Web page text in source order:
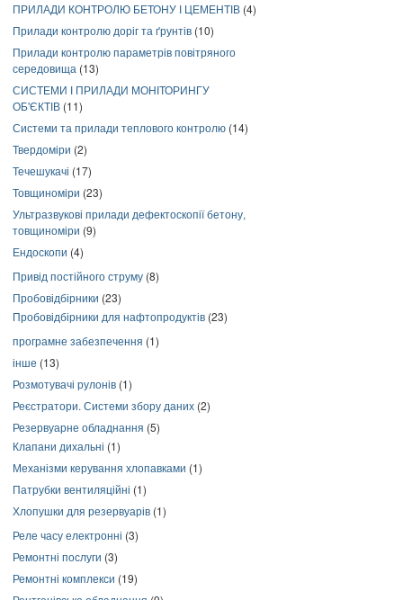
ПРИЛАДИ КОНТРОЛЮ БЕТОНУ І ЦЕМЕНТІВ (4)
Прилади контролю доріг та ґрунтів (10)
Прилади контролю параметрів повітряного
середовища (13)
СИСТЕМИ І ПРИЛАДИ МОНІТОРИНГУ
ОБ'ЄКТІВ (11)
Системи та прилади теплового контролю (14)
Твердоміри (2)
Течешукачі (17)
Товщиноміри (23)
Ультразвукові прилади дефектоскопії бетону,
товщиноміри (9)
Ендоскопи (4)
Привід постійного струму (8)
Пробовідбірники (23)
Пробовідбірники для нафтопродуктів (23)
програмне забезпечення (1)
інше (13)
Розмотувачі рулонів (1)
Реєстратори. Системи збору даних (2)
Резервуарне обладнання (5)
Клапани дихальні (1)
Механізми керування хлопавками (1)
Патрубки вентиляційні (1)
Хлопушки для резервуарів (1)
Реле часу електронні (3)
Ремонтні послуги (3)
Ремонтні комплекси (19)